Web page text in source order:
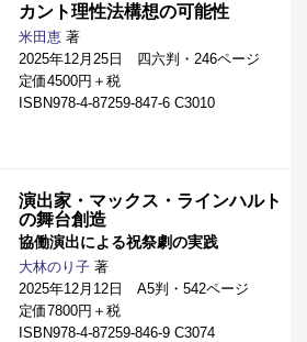
カント理性法構想の可能性
米田恵 著
2025年12月25日 四六判・246ページ
定価4500円＋税
ISBN978-4-87259-847-6 C3010
演出家・マックス・ラインハルト
の舞台創造
協働演出による祝祭劇の実践
大林のり子 著
2025年12月12日 A5判・542ページ
定価7800円＋税
ISBN978-4-87259-846-9 C3074